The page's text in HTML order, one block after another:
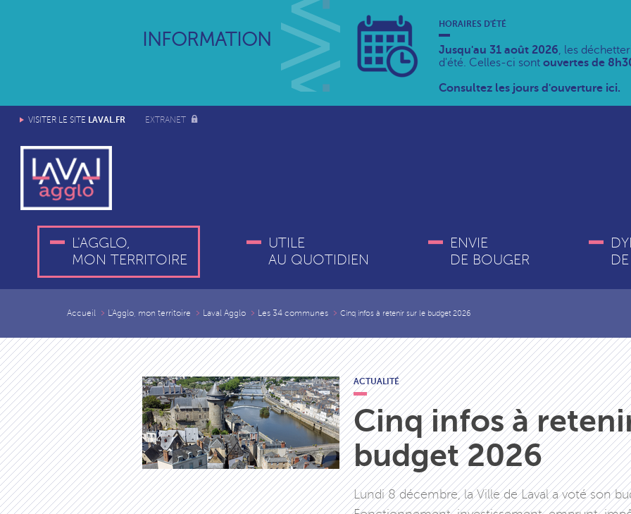
INFORMATION
HORAIRES D'ÉTÉ
Jusqu'au 31 août 2026, les
d'été. Celles-ci sont ouvertes de
Consultez les jours d'ouverture ici.
VISITER LE SITE LAVAL.FR EXTRANET
L'AGGLO,
MON TERRITOIRE
UTILE
AU QUOTIDIEN
ENVIE
DE BOUGER
Accueil L'Agglo, mon territoire Laval Agglo Les 34 communes Cinq infos à retenir sur le budget 2026
ACTUALITÉ
Cinq infos à
budget 2026
Lundi 8 décembre, la Ville de Laval a voté son